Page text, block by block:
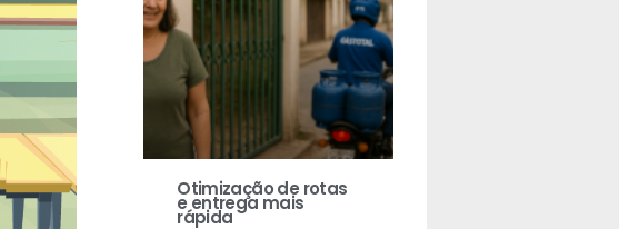
Otimização de rotas
e entrega mais
rápida